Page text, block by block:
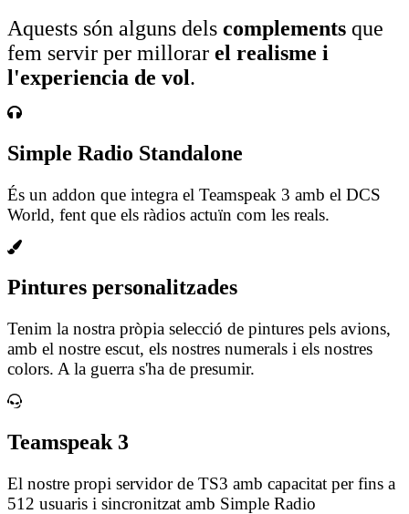
Aquests són alguns dels complements que
fem servir per millorar el realisme i
l'experiencia de vol.
Simple Radio Standalone
És un addon que integra el Teamspeak 3 amb el DCS
World, fent que els ràdios actuïn com les reals.
Pintures personalitzades
Tenim la nostra pròpia selecció de pintures pels avions,
amb el nostre escut, els nostres numerals i els nostres
colors. A la guerra s'ha de presumir.
Teamspeak 3
El nostre propi servidor de TS3 amb capacitat per fins a
512 usuaris i sincronitzat amb Simple Radio